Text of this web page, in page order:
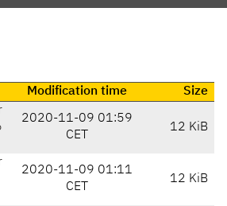
Modification time
Size
2020-11-09 01:59
CET
12 KiB
2020-11-09 01:11
CET
12 KiB